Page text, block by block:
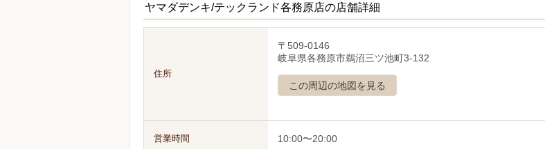
ヤマダデンキ/テックランド各務原店の店舗詳細
住所
〒509-0146
岐阜県各務原市鵜沼三ツ池町3-132
この周辺の地図を見る
営業時間 10:00〜20:00